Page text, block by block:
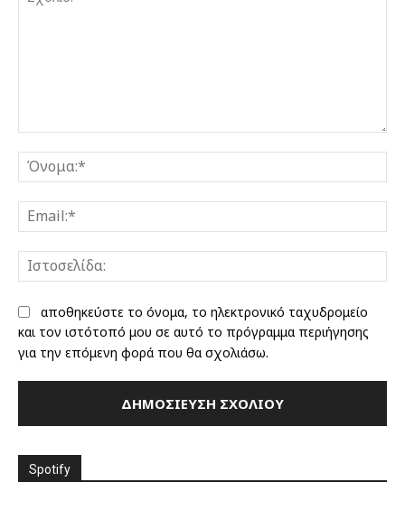
αποθηκεύστε το όνομα, το ηλεκτρονικό ταχυδρομείο
και τον ιστότοπό μου σε αυτό το πρόγραμμα περιήγησης
για την επόμενη φορά που θα σχολιάσω.
Spotify